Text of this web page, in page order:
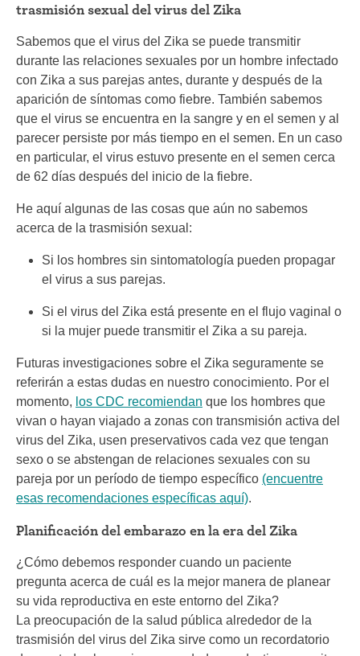
trasmisión sexual del virus del Zika
Sabemos que el virus del Zika se puede transmitir
durante las relaciones sexuales por un hombre infectado
con Zika a sus parejas antes, durante y después de la
aparición de síntomas como fiebre. También sabemos
que el virus se encuentra en la sangre y en el semen y al
parecer persiste por más tiempo en el semen. En un caso
en particular, el virus estuvo presente en el semen cerca
de 62 días después del inicio de la fiebre.
He aquí algunas de las cosas que aún no sabemos
acerca de la trasmisión sexual:
Si los hombres sin sintomatología pueden propagar
el virus a sus parejas.
Si el virus del Zika está presente en el flujo vaginal o
si la mujer puede transmitir el Zika a su pareja.
Futuras investigaciones sobre el Zika seguramente se
referirán a estas dudas en nuestro conocimiento. Por el
momento, los CDC recomiendan que los hombres que
vivan o hayan viajado a zonas con transmisión activa del
virus del Zika, usen preservativos cada vez que tengan
sexo o se abstengan de relaciones sexuales con su
pareja por un período de tiempo específico (encuentre
esas recomendaciones específicas aquí).
Planificación del embarazo en la era del Zika
¿Cómo debemos responder cuando un paciente
pregunta acerca de cuál es la mejor manera de planear
su vida reproductiva en este entorno del Zika?
La preocupación de la salud pública alrededor de la
trasmisión del virus del Zika sirve como un recordatorio